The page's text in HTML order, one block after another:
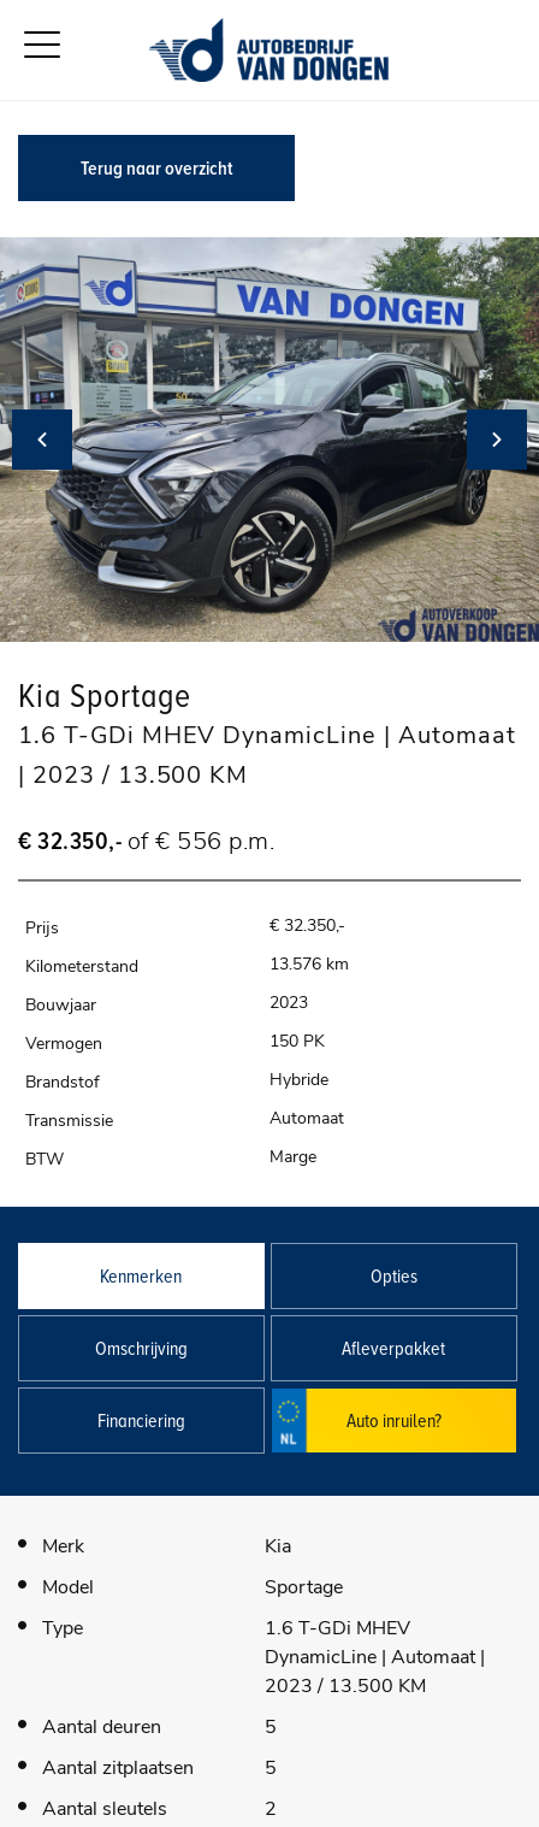
Terug naar overzicht
Kia Sportage
1.6 T-GDi MHEV DynamicLine | Automaat
| 2023 / 13.500 KM
€ 32.350,- of € 556 p.m.
€ 32.350,-
13.576 km
2023
150 PK
Hybride
Automaat
Marge
Kenmerken Opties
Omschrijving Afleverpakket
Financiering Auto inruilen?
Merk
Kia
Model
Sportage
Type
1.6 T-GDi MHEV
DynamicLine | Automaat |
2023 / 13.500 KM
Aantal deuren
5
Aantal zitplaatsen
5
Aantal sleutels
2